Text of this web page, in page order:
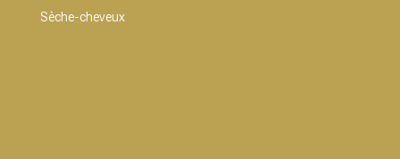
Sèche-cheveux